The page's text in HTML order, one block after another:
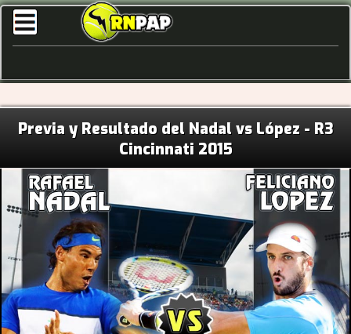
Previa y Resultado del Nadal vs López - R3
Cincinnati 2015